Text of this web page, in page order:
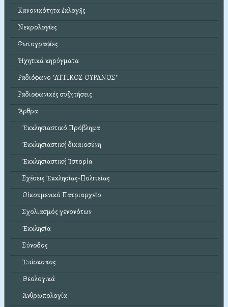
Κανονικότητα ἐκλογῆς
Νεκρολογίες
Φωτογραφίες
Ἠχητικά κηρύγματα
Ραδιόφωνο "ΑΤΤΙΚΟΣ ΟΥΡΑΝΟΣ"
Ραδιοφωνικές συζητήσεις
Ἄρθρα
Ἐκκλησιαστικό Πρόβλημα
Ἐκκλησιαστική δικαιοσύνη
Ἐκκλησιαστική Ἱστορία
Σχέσεις Ἐκκλησίας-Πολιτείας
Οἰκουμενικό Πατριαρχεῖο
Σχολιασμός γενονότων
Ἐκκλησία
Σύνοδος
Ἐπίσκοπος
Θεολογικά
Ἀνθρωπολογία